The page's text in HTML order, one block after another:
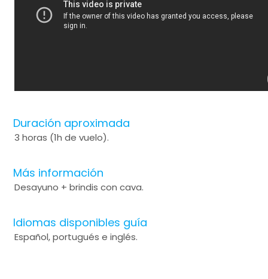
Duración aproximada
3 horas (1h de vuelo).
Más información
Desayuno + brindis con cava.
Idiomas disponibles guía
Español, portugués e inglés.